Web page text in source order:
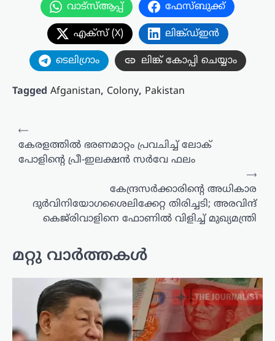
വാട്സ്ആപ്പ് ഫേസ്ബുക്ക്
എക്സ് (X) ലിങ്ക്ഡ്ഇൻ
ടെലിഗ്രാം ലിങ്ക് കോപ്പി ചെയ്യാം
Tagged Afganistan, Colony, Pakistan
പോസ്റ്റുകളിലൂടെ
⟵
കേരളത്തിൽ ഭരണമാറ്റം പ്രവചിച്ച് ലോക്
പോളിൻ്റെ പ്രീ-ഇലക്ഷൻ സർവേ ഫലം
കേന്ദ്രസർക്കാരിന്റെ അധികാര
ദുർവിനിയോഗശൈലിക്കേറ്റ തിരിച്ചടി; അരവിന്ദ്
കെജ്‌രിവാളിനെ ഫോണിൽ വിളിച്ച് മുഖ്യമന്ത്രി
⟶
മറ്റു വാർത്തകൾ